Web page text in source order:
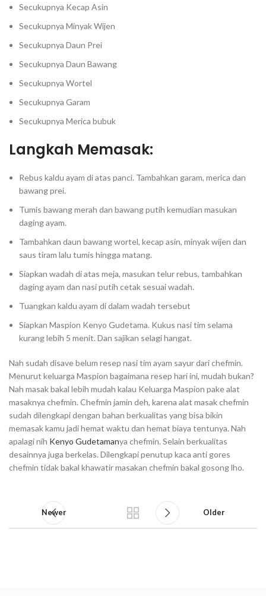
Secukupnya Kecap Asin⁣⁣⁣⁣
Secukupnya Minyak Wijen⁣⁣⁣⁣
Secukupnya Daun Prei⁣⁣⁣⁣
Secukupnya Daun Bawang⁣⁣⁣⁣
Secukupnya Wortel⁣⁣⁣⁣
Secukupnya Garam⁣⁣⁣⁣
Secukupnya Merica bubuk⁣⁣⁣⁣
Langkah Memasak⁣⁣⁣⁣:
Rebus kaldu ayam di atas panci. Tambahkan garam, merica dan
bawang prei⁣⁣⁣.
Tumis bawang merah dan bawang putih kemudian masukan
daging ayam⁣⁣⁣.⁣
Tambahkan daun bawang wortel, kecap asin, minyak wijen dan
saus tiram⁣⁣⁣ lalu tumis hingga matang.
Siapkan wadah di atas meja, masukan telur rebus, tambahkan
daging ayam dan nasi putih⁣⁣⁣ cetak sesuai wadah.⁣
Tuangkan kaldu ayam di dalam wadah ⁣⁣⁣⁣tersebut
Siapkan Maspion Kenyo Gudetama. Kukus nasi tim selama
kurang lebih 5 menit. Dan sajikan selagi hangat.
Nah sudah disave belum resep nasi tim ayam sayur dari chefmin.
Menurut keluarga Maspion bagaimana resep hari ini, mudah bukan?
Nah masak bakal lebih mudah kalau Keluarga Maspion pake alat
masaknya chefmin. Chefmin jamin deh, karena alat masak chefmin
sudah dilengkapi dengan bahan berkualitas yang bisa bikin
memasak kamu jadi hemat waktu dan hemat biaya tentunya. Nah
apalagi nih Kenyo Gudetamanya chefmin. Selain berkualitas
desainnya juga berkelas. Dilengkapi penutup kaca anti gores
chefmin tidak bakal khawatir masakan chefmin bakal gosong lho.⁣⁣⁣⁣
Newer Older